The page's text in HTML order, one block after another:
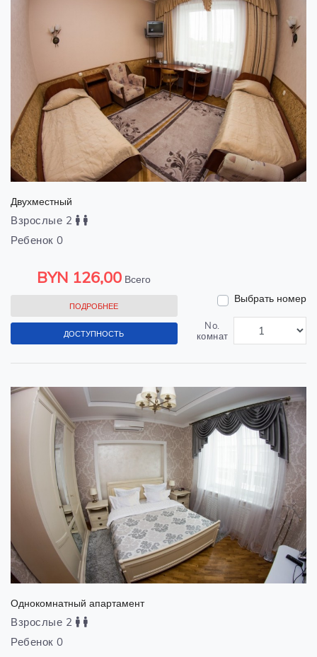
Двухместный
Взрослые 2
Ребенок 0
BYN 126,00 Всего
ПОДРОБНЕЕ
ДОСТУПНОСТЬ
Выбрать номер
No.
комнат
Однокомнатный апартамент
Взрослые 2
Ребенок 0